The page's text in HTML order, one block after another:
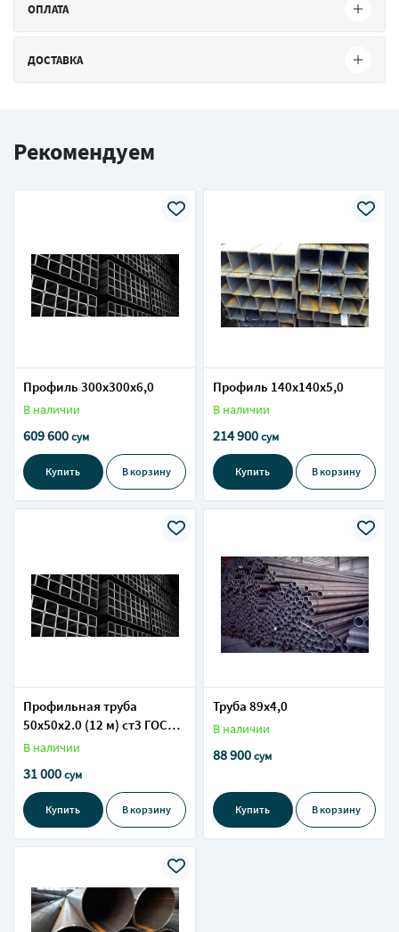
ОПЛАТА
ДОСТАВКА
Рекомендуем
Профиль 300х300х6,0
В наличии
609 600сум
Купить В корзину
Профиль 140х140х5,0
В наличии
214 900сум
Купить В корзину
Профильная труба
50х50х2.0 (12 м) ст3 ГОСТ
8645 – оптимальное
строительства и
производства
В наличии
31 000сум
Купить В корзину
Труба 89х4,0
В наличии
88 900сум
Купить В корзину